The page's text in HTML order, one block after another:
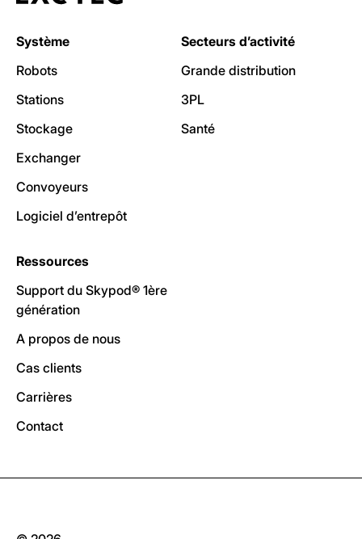
Système
Robots
Stations
Stockage
Exchanger
Convoyeurs
Logiciel d’entrepôt
Secteurs d’activité
Grande distribution
3PL
Santé
Ressources
Support du Skypod® 1ère
génération
A propos de nous
Cas clients
Carrières
Contact